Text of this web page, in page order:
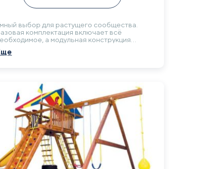
выбор для растущего сообщества.
комплектация включает всё
а модульная конструкция
элементы по мере взросления детей.